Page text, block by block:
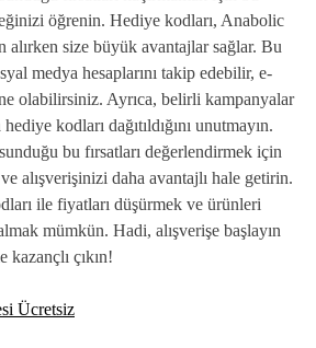
öğrenin. Hediye kodları, Anabolic
alırken size büyük avantajlar sağlar. Bu
medya hesaplarını takip edebilir, e-
olabilirsiniz. Ayrıca, belirli kampanyalar
kodları dağıtıldığını unutmayın.
bu fırsatları değerlendirmek için
alışverişinizi daha avantajlı hale getirin.
ile fiyatları düşürmek ve ürünleri
mümkün. Hadi, alışverişe başlayın
çıkın!
Ücretsiz